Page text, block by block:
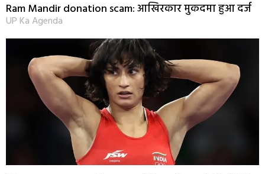
Ram Mandir donation scam: आखिरकार मुकदमा हुआ दर्ज
UP Ka Agenda